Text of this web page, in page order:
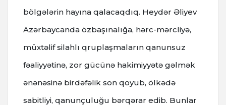
bölgələrin hayına qalacaqdıq. Heydər Əliyev
Azərbaycanda özbaşınalığa, hərc-mərcliyə,
müxtəlif silahlı qruplaşmaların qanunsuz
fəaliyyətinə, zor gücünə hakimiyyətə gəlmək
ənənəsinə birdəfəlik son qoyub, ölkədə
sabitliyi, qanunçuluğu bərqərar edib. Bunlar